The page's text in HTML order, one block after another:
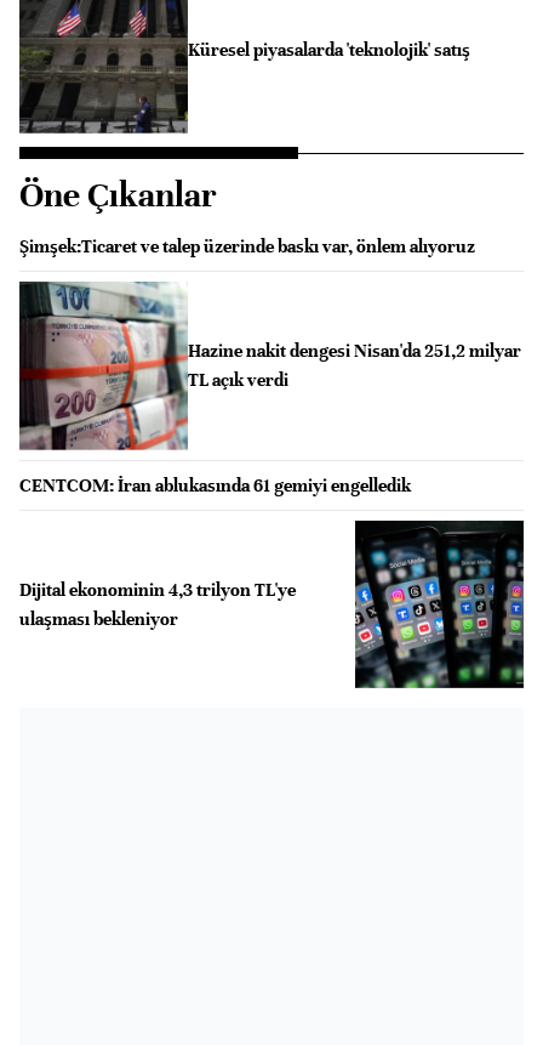
Küresel piyasalarda 'teknolojik' satış
Öne Çıkanlar
Şimşek:Ticaret ve talep üzerinde baskı var, önlem alıyoruz
Hazine nakit dengesi Nisan'da 251,2 milyar
TL açık verdi
CENTCOM: İran ablukasında 61 gemiyi engelledik
Dijital ekonominin 4,3 trilyon TL'ye
ulaşması bekleniyor